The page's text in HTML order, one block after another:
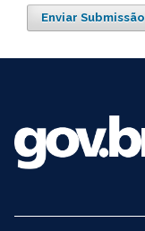
Enviar Submissão